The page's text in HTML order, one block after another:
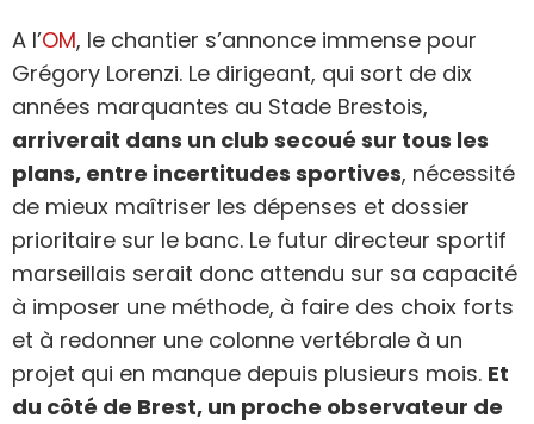
A l’OM, le chantier s’annonce immense pour
Grégory Lorenzi. Le dirigeant, qui sort de dix
années marquantes au Stade Brestois,
arriverait dans un club secoué sur tous les
plans, entre incertitudes sportives, nécessité
de mieux maîtriser les dépenses et dossier
prioritaire sur le banc. Le futur directeur sportif
marseillais serait donc attendu sur sa capacité
à imposer une méthode, à faire des choix forts
et à redonner une colonne vertébrale à un
projet qui en manque depuis plusieurs mois. Et
du côté de Brest, un proche observateur de